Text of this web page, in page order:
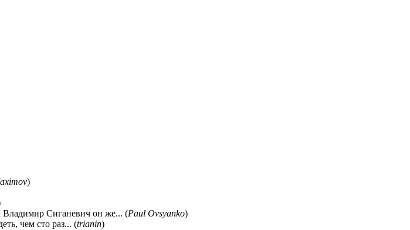
)
Владимир Сиганевич он же... (Paul Ovsyanko)
чем сто раз... (trianin)